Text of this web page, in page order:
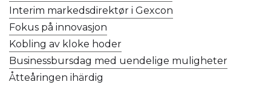
Interim markedsdirektør i Gexcon
Fokus på innovasjon
Kobling av kloke hoder
Businessbursdag med uendelige muligheter
Åtteåringen ihärdig